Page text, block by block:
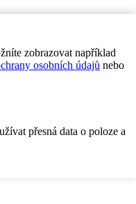
zobrazovat například
osobních údajů nebo
přesná data o poloze a